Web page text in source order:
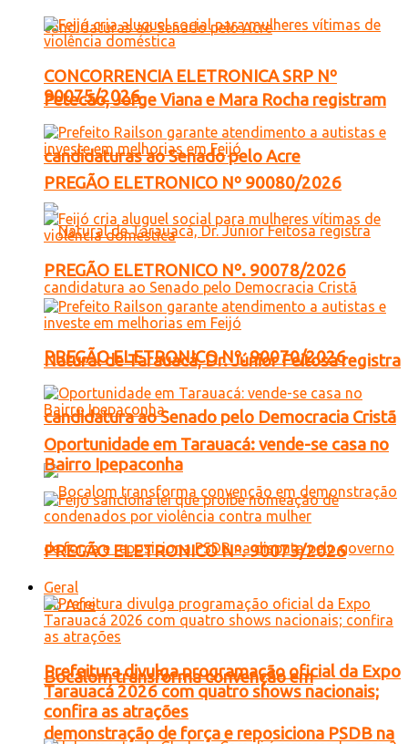
Petecão, Jorge Viana e Mara Rocha registram
candidaturas ao Senado pelo Acre
Natural de Tarauacá, Dr. Júnior Feitosa registra
candidatura ao Senado pelo Democracia Cristã
Bocalom transforma convenção em
demonstração de força e reposiciona PSDB na
CONCORRENCIA ELETRONICA SRP Nº
90075/2026
PREGÃO ELETRONICO Nº 90080/2026
PREGÃO ELETRONICO Nº. 90078/2026
PREGÃO ELETRONICO Nº. 90070/2026
Oportunidade em Tarauacá: vende-se casa no
Bairro Ipepaconha
PREGÃO ELETRONICO Nº. 90073/2026
Geral
Prefeitura divulga programação oficial da Expo
Tarauacá 2026 com quatro shows nacionais;
confira as atrações